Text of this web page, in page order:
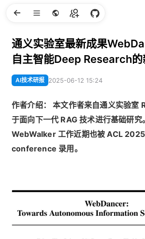
通义实验室最新成果
自主智能Deep Research的
AI技术研报 2025-06-12 15:24
作者介绍： 本文作者来自通义实验室
于面向下一代 RAG 技术进行基础研究
WebWalker 工作近期也被 ACL
conference 录用。